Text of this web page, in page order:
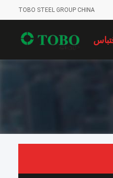
TOBO STEEL GROUP CHINA